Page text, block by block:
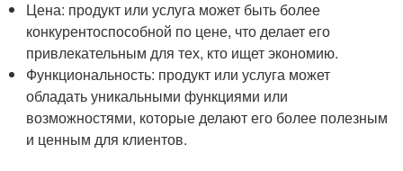
Цена: продукт или услуга может быть более
конкурентоспособной по цене, что делает его
привлекательным для тех, кто ищет экономию.
Функциональность: продукт или услуга может
обладать уникальными функциями или
возможностями, которые делают его более полезным
и ценным для клиентов.